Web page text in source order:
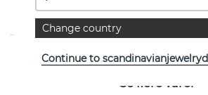
EGENSKABER
Se flere varer
Change country
Continue to